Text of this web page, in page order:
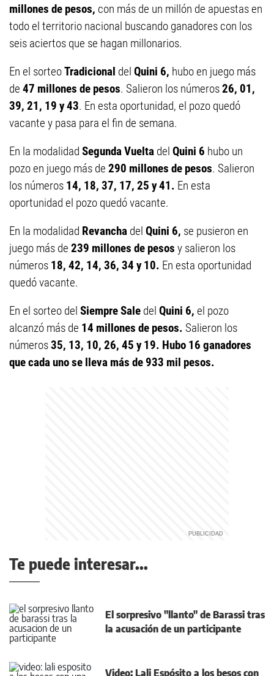
millones de pesos, con más de un millón de apuestas en
todo el territorio nacional buscando ganadores con los
seis aciertos que se hagan millonarios.
En el sorteoTradicional del Quini 6, hubo en juego más
de 47 millones de pesos. Salieron los números26, 01,
39, 21, 19 y 43. En esta oportunidad, el pozo quedó
vacante y pasa para el fin de semana.
En la modalidad Segunda Vuelta del Quini 6 hubo un
pozo en juego más de 290 millones de pesos. Salieron
los números 14, 18, 37, 17, 25 y 41. En esta
oportunidad el pozo quedó vacante.
En la modalidad Revancha del Quini 6, se pusieron en
juego más de 239 millones de pesos y salieron los
números 18, 42, 14, 36, 34 y 10. En esta oportunidad
quedó vacante.
En el sorteo del Siempre Sale del Quini 6, el pozo
alcanzó más de 14 millones de pesos. Salieron los
números35, 13, 10, 26, 45 y 19. Hubo 16 ganadores
que cada uno se lleva más de 933 mil pesos.
Te puede interesar...
El sorpresivo "llanto" de Barassi tras
la acusación de un participante
Video: Lali Espósito a los besos con